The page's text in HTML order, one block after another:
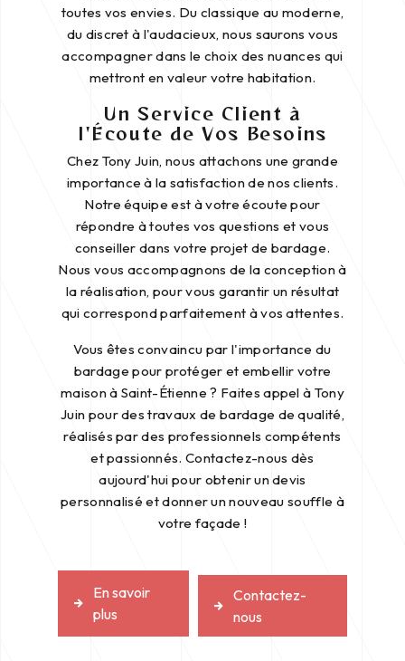
toutes vos envies. Du classique au moderne,
du discret à l'audacieux, nous saurons vous
accompagner dans le choix des nuances qui
mettront en valeur votre habitation.
Un Service Client à
l'Écoute de Vos Besoins
Chez Tony Juin, nous attachons une grande
importance à la satisfaction de nos clients.
Notre équipe est à votre écoute pour
répondre à toutes vos questions et vous
conseiller dans votre projet de bardage.
Nous vous accompagnons de la conception à
la réalisation, pour vous garantir un résultat
qui correspond parfaitement à vos attentes.
Vous êtes convaincu par l'importance du
bardage pour protéger et embellir votre
maison à Saint-Étienne ? Faites appel à Tony
Juin pour des travaux de bardage de qualité,
réalisés par des professionnels compétents
et passionnés. Contactez-nous dès
aujourd'hui pour obtenir un devis
personnalisé et donner un nouveau souffle à
votre façade !
En savoir
plus
Contactez-
nous